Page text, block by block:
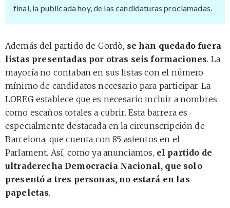
final, la publicada hoy, de las candidaturas proclamadas.
Además del partido de Gordò, se han quedado fuera
listas presentadas por otras seis formaciones. La
mayoría no contaban en sus listas con el número
mínimo de candidatos necesario para participar. La
LOREG establece que es necesario incluir a nombres
como escaños totales a cubrir. Esta barrera es
especialmente destacada en la circunscripción de
Barcelona, que cuenta con 85 asientos en el
Parlament. Así, como ya anunciamos, el partido de
ultraderecha Democracia Nacional, que solo
presentó a tres personas, no estará en las
papeletas.